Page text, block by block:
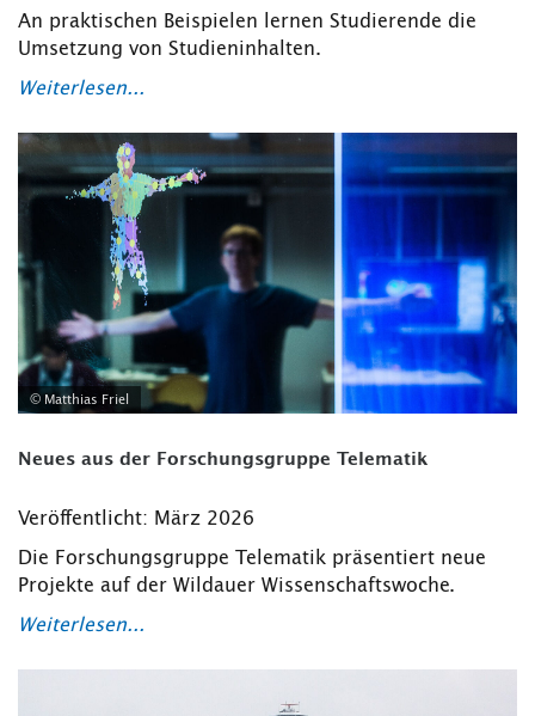
An praktischen Beispielen lernen Studierende die
Umsetzung von Studieninhalten.
Weiterlesen...
© Matthias Friel
Neues aus der Forschungsgruppe Telematik
Veröffentlicht: März 2026
Die Forschungsgruppe Telematik präsentiert neue
Projekte auf der Wildauer Wissenschaftswoche.
Weiterlesen...